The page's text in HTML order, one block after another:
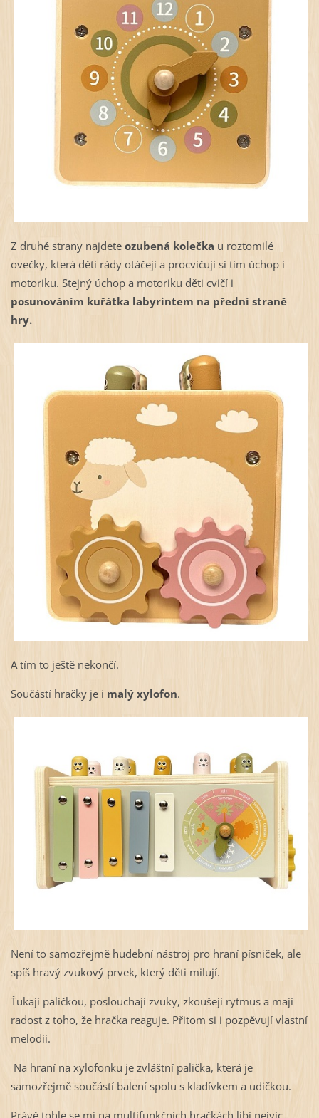
Z druhé strany najdete ozubená kolečka u roztomilé
ovečky, která děti rády otáčejí a procvičují si tím úchop i
motoriku. Stejný úchop a motoriku děti cvičí i
posunováním kuřátka labyrintem na přední straně
hry.
A tím to ještě nekončí.
Součástí hračky je i malý xylofon.
Není to samozřejmě hudební nástroj pro hraní písniček, ale
spíš hravý zvukový prvek, který děti milují.
Ťukají paličkou, poslouchají zvuky, zkoušejí rytmus a mají
radost z toho, že hračka reaguje. Přitom si i pozpěvují vlastní
melodii.
Na hraní na xylofonku je zvláštní palička, která je
samozřejmě součástí balení spolu s kladívkem a udičkou.
Právě tohle se mi na multifunkčních hračkách líbí nejvíc.